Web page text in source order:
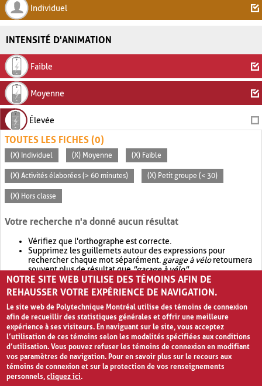
Individuel
INTENSITÉ D'ANIMATION
Faible
Moyenne
Élevée
TOUTES LES FICHES (0)
(X) Individuel (X) Moyenne (X) Faible
(X) Activités élaborées (> 60 minutes) (X) Petit groupe (< 30)
(X) Hors classe
Votre recherche n'a donné aucun résultat
Vérifiez que l'orthographe est correcte.
Supprimez les guillemets autour des expressions pour
rechercher chaque mot séparément. garage à véloretournera
souvent plus de résultat que"garage à vélo".
Envisagez d'élargir votre recherche avec OR.garage OR vélo
retournera souvent plus de résultat quegarage à vélo
NOTRE SITE WEB UTILISE DES TÉMOINS AFIN DE
REHAUSSER VOTRE EXPÉRIENCE DE NAVIGATION.
Le site web de Polytechnique Montréal utilise des témoins de connexion
afin de recueillir des statistiques générales et offrir une meilleure
expérience à ses visiteurs. En naviguant sur le site, vous acceptez
l’utilisation de ces témoins selon les modalités spécifiées aux conditions
d’utilisation. Vous pouvez refuser les témoins de connexion en modifiant
vos paramètres de navigation. Pour en savoir plus sur le recours aux
témoins de connexion et sur la protection de vos renseignements
personnels,cliquez ici.